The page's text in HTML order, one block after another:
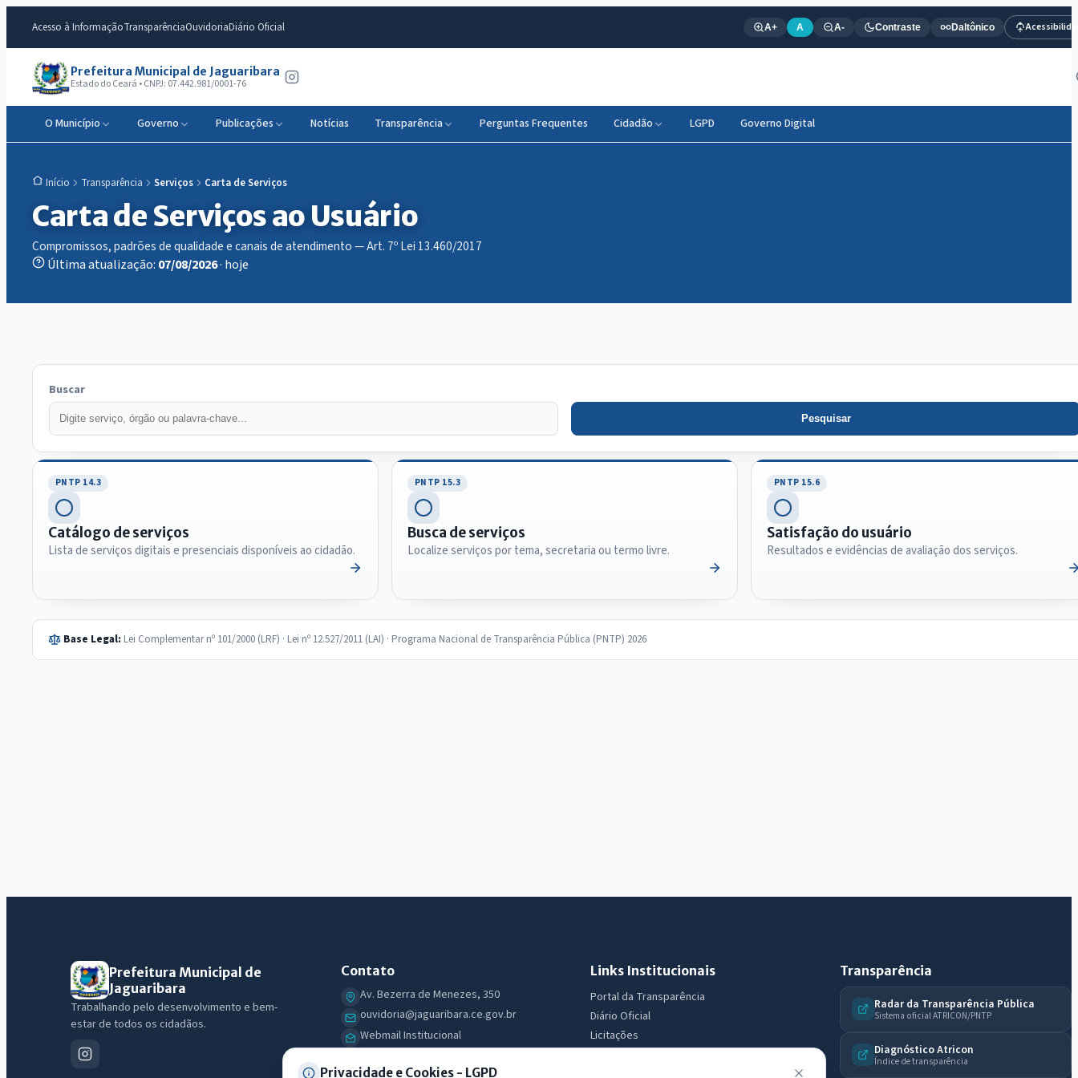
Acesso à InformaçãoTransparênciaOuvidoriaDiário Oficial A+ A A- Contraste Daltônico
Prefeitura Municipal de Jaguaribara
Estado do Ceará • CNPJ: 07.442.981/0001-76
O Município Governo Publicações Notícias Transparência Perguntas Frequentes Cidadão LGPD Governo Digital
Início Transparência Serviços Carta de Serviços
Carta de Serviços ao Usuário
Compromissos, padrões de qualidade e canais de atendimento — Art. 7º Lei 13.460/2017
Última atualização: 07/08/2026· hoje
Buscar
Pesquisar
PNTP 14.3
Catálogo de serviços
Lista de serviços digitais e presenciais disponíveis ao cidadão.
PNTP 15.3
Busca de serviços
Localize serviços por tema, secretaria ou termo livre.
PNTP 15.6
Satisfação do usuário
Resultados e evidências de avaliação dos serviços.
Base Legal: Lei Complementar nº 101/2000 (LRF) · Lei nº 12.527/2011 (LAI) · Programa Nacional de Transparência Pública (PNTP) 2026
Prefeitura Municipal de
Jaguaribara
Trabalhando pelo desenvolvimento e bem-
estar de todos os cidadãos.
Contato
Av. Bezerra de Menezes, 350
ouvidoria@jaguaribara.ce.gov.br
Webmail Institucional
Links Institucionais
Portal da Transparência
Diário Oficial
Licitações
Transparência
Radar da Transparência Pública
Sistema oficial ATRICON/PNTP
Diagnóstico Atricon
Índice de transparência
Privacidade e Cookies - LGPD
IntGest AI